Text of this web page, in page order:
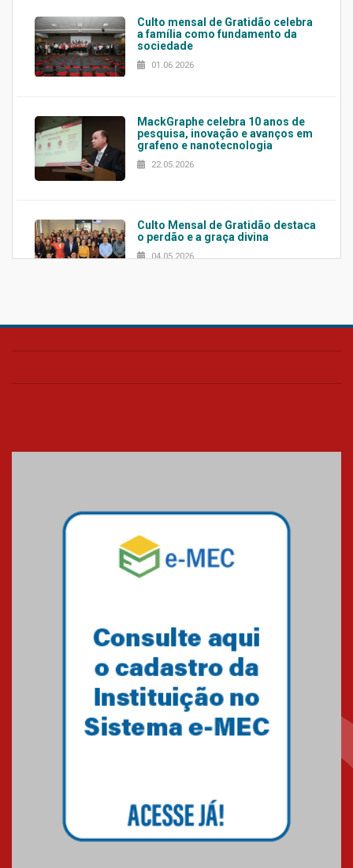
Culto mensal de Gratidão celebra
a família como fundamento da
sociedade
01.06.2026
MackGraphe celebra 10 anos de
pesquisa, inovação e avanços em
grafeno e nanotecnologia
22.05.2026
Culto Mensal de Gratidão destaca
o perdão e a graça divina
04.05.2026
Confira como foi o culto mensal
Mackenzie mobiliza campanha
solidária para apoiar famílias em
Minas Gerais
Primeiro culto do ano ressalta o
27.02.2026